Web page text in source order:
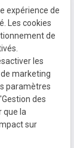
Plan du
site
expérience de
Les cookies
de
les
marketing
paramètres
des
que la
sur